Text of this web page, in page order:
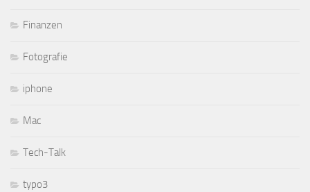
Finanzen
Fotografie
iphone
Mac
Tech-Talk
typo3